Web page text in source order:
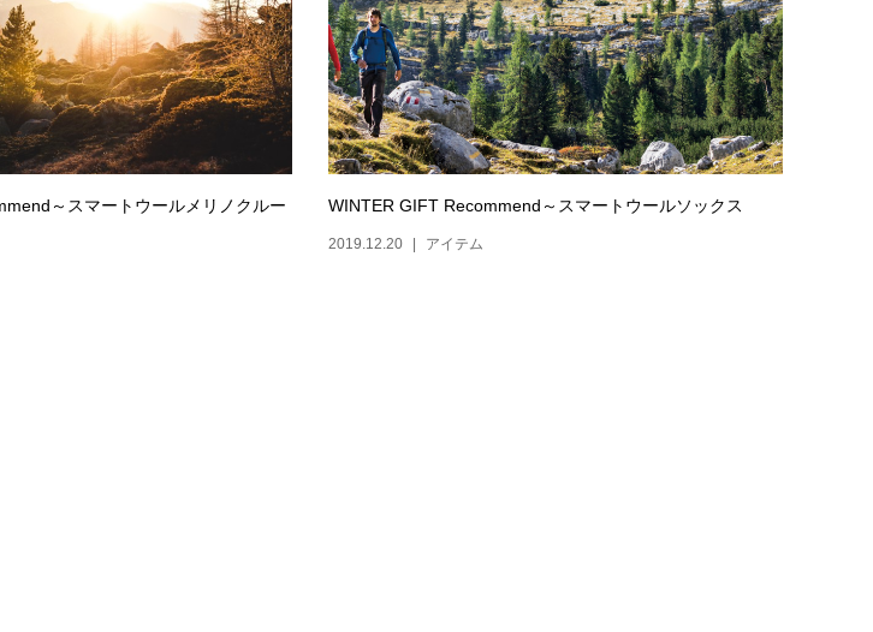
～スマートウールメリノクルー WINTER GIFT Recommend～スマートウールソックス
2019.12.20 アイテム